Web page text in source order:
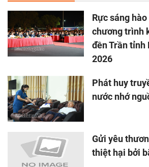
Rực sáng
chương trình
đền Trần tỉnh
2026
Phát huy
nước nhớ
Gửi yêu
thiệt hại bởi